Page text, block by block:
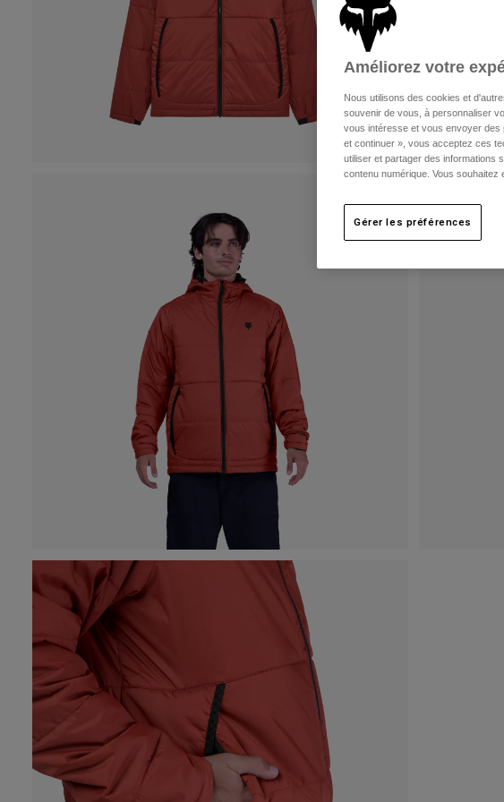
Améliorez votre
Nous utilisons des cookies et
souvenir de vous, à personnaliser
vous intéresse et vous envoyer des
et continuer », vous acceptez ces
utiliser et partager des informations
contenu numérique. Vous
Gérer les préférences